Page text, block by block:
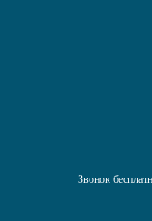
Звонок